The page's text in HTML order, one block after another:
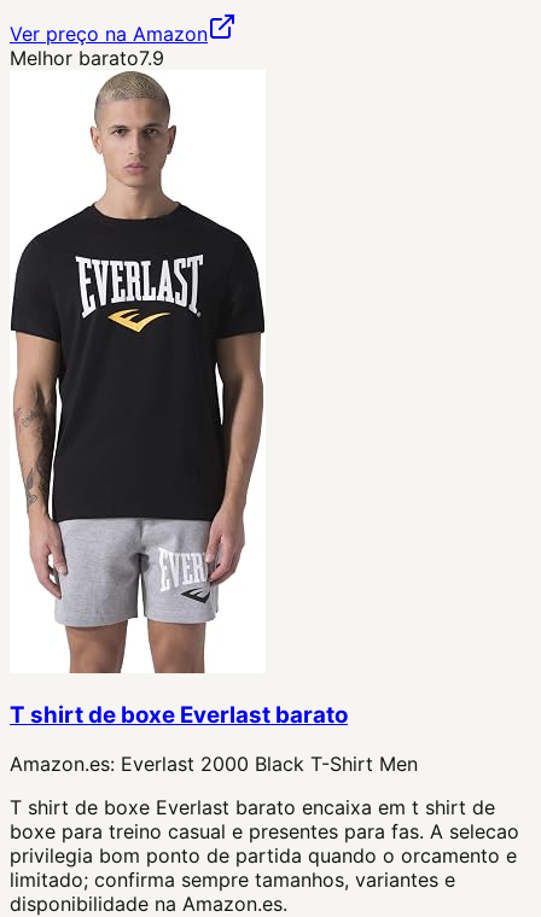
Ver preço na Amazon
Melhor barato7.9
T shirt de boxe Everlast barato
Amazon.es: Everlast 2000 Black T-Shirt Men
T shirt de boxe Everlast barato encaixa em t shirt de
boxe para treino casual e presentes para fas. A selecao
privilegia bom ponto de partida quando o orcamento e
limitado; confirma sempre tamanhos, variantes e
disponibilidade na Amazon.es.